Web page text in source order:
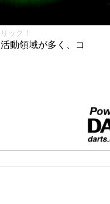
ック！
動領域が多く、コ